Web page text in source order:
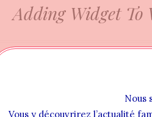
Adding Widget To
Nous
Vous y découvrirez l’actualité